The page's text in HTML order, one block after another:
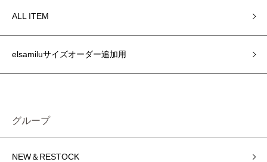
ALL ITEM
elsamiluサイズオーダー追加用
グループ
NEW＆RESTOCK